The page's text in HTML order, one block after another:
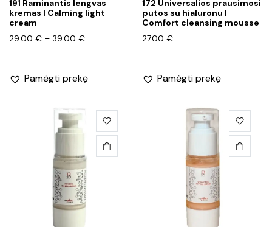
the
191 Raminantis lengvas
kremas | Calming light
cream
29.00 € – 39.00 €Price
through
Pamėgti prekę
172 Universalios prausimosi
putos su hialuronu |
Comfort cleansing mousse
27.00 €
Pamėgti prekę